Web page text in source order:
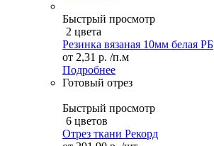
Быстрый просмотр
2 цвета
Резинка вязаная 10мм белая РБ
от 2,31 р. /п.м
Подробнее
Готовый отрез
Быстрый просмотр
6 цветов
Отрез ткани Рекорд